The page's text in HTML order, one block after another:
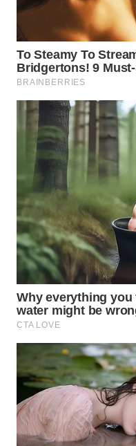
CIANJUR
WN
KEPULAUAN
SERIBU
WN
TANGERANG
WN
BINJAI
WN
CIREBON
WN
INDRAMAYU
WN
KUNINGAN
WN
MAJALENGKA